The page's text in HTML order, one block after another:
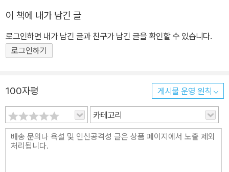
학에 이르기까지 다양한 학문 분야에 두루 걸쳐 있다. 더욱이 이계의
세계관과 사유 방식은 실학파와 상통하면서도, 문학세계는 실학파 문
인들이 제기한 것보다도 오히려 다채롭고 풍부하며 민족적 성격을 드
러내고 있다. 이계의 문학과 사상, 사유 방식과 학문 세계 등을 총체적
방대한 자료를 수록한 《이계선생삼편전서》를 선택하여 완역하는 것
이 학술적 의미를 지닌다고 하겠다. 비록 한계를 지니고 있지만 이계
홍양호를 조명하고 이해하기 위한 문헌으로 《이계집》보다 더 중요하
고 먼저 참고할 자료도 없는 실정이다. 조선 후기 특히 18세기의 정치
와 문화, 학술과 문학 등을 조망하고자 한다면, 이계 홍양호는 반드시
이 책에 내가 남긴 글
로그인하면 내가 남긴 글과 친구가 남긴 글을 확인할 수 있습니다.
로그인하기
100자평 게시물 운영 원칙
카테고리